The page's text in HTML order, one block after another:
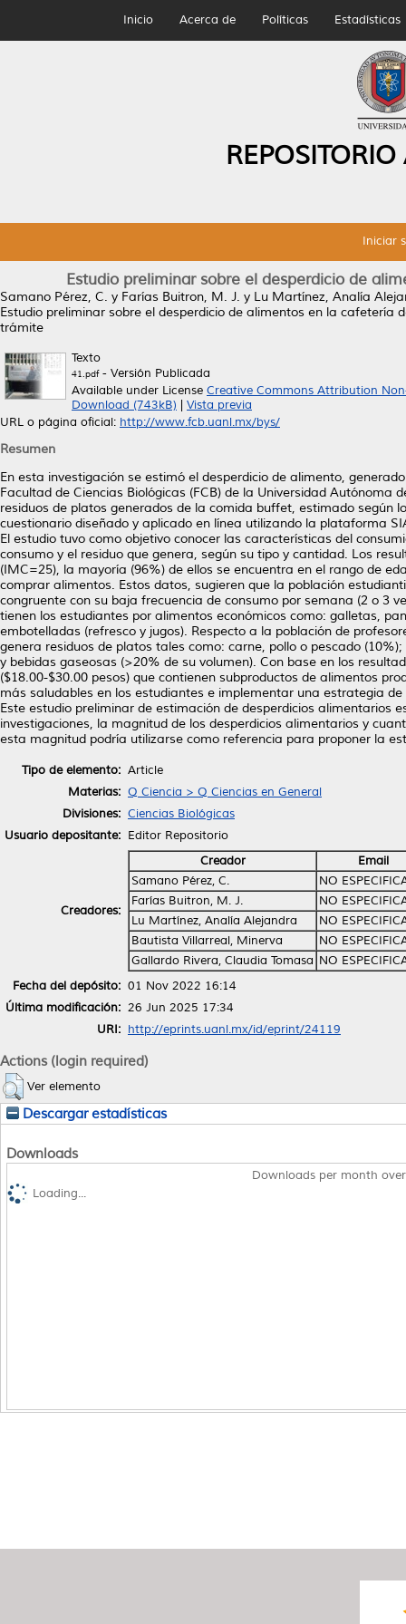
Inicio Acerca de Políticas Estadísticas
Iniciar
Estudio preliminar sobre el desperdicio de
Samano Pérez, C. y Farías Buitron, M. J. y Lu Martínez, Analía
Estudio preliminar sobre el desperdicio de alimentos en la cafetería
trámite
Texto
41.pdf- Versión Publicada
Available under License Creative Commons Attribution
Download (743kB)
Vista previa
URL o página oficial: http://www.fcb.uanl.mx/bys/
Resumen
En esta investigación se estimó el desperdicio de alimento,
Facultad de Ciencias Biológicas (FCB) de la Universidad Autónoma
residuos de platos generados de la comida buffet, estimado según
cuestionario diseñado y aplicado en línea utilizando la plataforma
El estudio tuvo como objetivo conocer las características del
consumo y el residuo que genera, según su tipo y cantidad. Los
(IMC=25), la mayoría (96%) de ellos se encuentra en el rango de
comprar alimentos. Estos datos, sugieren que la población
congruente con su baja frecuencia de consumo por semana (2 o 3
tienen los estudiantes por alimentos económicos como: galletas,
embotelladas (refresco y jugos). Respecto a la población de
genera residuos de platos tales como: carne, pollo o pescado
y bebidas gaseosas (>20% de su volumen). Con base en los
($18.00-$30.00 pesos) que contienen subproductos de alimentos
más saludables en los estudiantes e implementar una estrategia
Este estudio preliminar de estimación de desperdicios
investigaciones, la magnitud de los desperdicios alimentarios y
esta magnitud podría utilizarse como referencia para proponer la
Tipo de elemento: Article
Materias: Q Ciencia > Q Ciencias en General
Divisiones: Ciencias Biológicas
Usuario depositante: Editor Repositorio
Creadores:
Creador
Email
Samano Pérez, C.
NO
Farías Buitron, M. J.
NO
Lu Martínez, Analía Alejandra
NO
Bautista Villarreal, Minerva
NO
Gallardo Rivera, Claudia Tomasa NO
Fecha del depósito: 01 Nov 2022 16:14
Última modificación: 26 Jun 2025 17:34
URI: http://eprints.uanl.mx/id/eprint/24119
Actions (login required)
Ver elemento
Descargar estadísticas
Downloads
Downloads per month
Loading...